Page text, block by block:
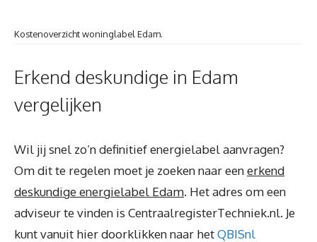
Kostenoverzicht woninglabel Edam.
Erkend deskundige in Edam
vergelijken
Wil jij snel zo’n definitief energielabel aanvragen?
Om dit te regelen moet je zoeken naar eenerkend
deskundige energielabel Edam. Het adres om een
adviseur te vinden is CentraalregisterTechniek.nl. Je
kunt vanuit hier doorklikken naar hetQBISnl